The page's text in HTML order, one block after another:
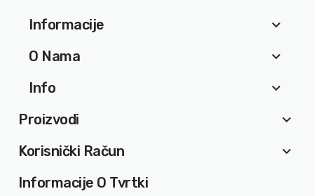
Informacije
keyboard_arrow_down
O Nama
keyboard_arrow_down
Info
keyboard_arrow_down
Proizvodi
keyboard_arrow_down
Korisnički Račun
keyboard_arrow_down
Informacije O Tvrtki